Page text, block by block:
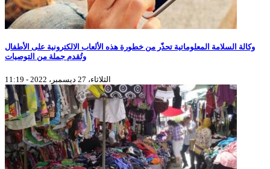
وكالة السلامة المعلوماتية تحذّر من خطورة هذه الألعاب الالكترونية على الأطفال
وتُقدم جملة من التوصيات
الثلاثاء، 27 ديسمبر، 2022 - 11:19